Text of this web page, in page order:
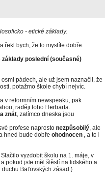
- etické základy.
řekl bych, že to myslíte dobře.
poslední (současné)
pádech, ale už jsem naznačil, že
potažmo škole chybí nejvíc.
v reformním newspeaku, pak
raději toho Herbarta.
znát, zatímco dneska jsou
profese naprosto nezpůsobilý, ale
hned bude dobře ohodnocen , a to i
vyzdobit školu na 1. máje, v
pokud jste měl štěstí na lidského a
Baťovských zásad.)